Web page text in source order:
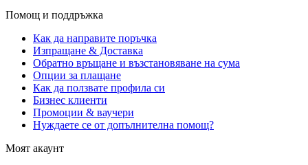
Помощ и поддръжка
Как да направите поръчка
Изпращане & Доставка
Обратно връщане и възстановяване на сума
Опции за плащане
Как да ползвате профила си
Бизнес клиенти
Промоции & ваучери
Нуждаете се от допълнителна помощ?
Моят акаунт